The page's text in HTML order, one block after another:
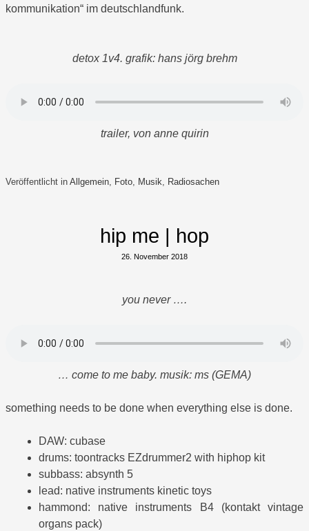
kommunikation“ im deutschlandfunk.
detox 1v4. grafik: hans jörg brehm
trailer, von anne quirin
Veröffentlicht in Allgemein, Foto, Musik, Radiosachen
hip me | hop
26. November 2018
you never ….
… come to me baby. musik: ms (GEMA)
something needs to be done when everything else is done.
DAW: cubase
drums: toontracks EZdrummer2 with hiphop kit
subbass: absynth 5
lead: native instruments kinetic toys
hammond: native instruments B4 (kontakt vintage
organs pack)